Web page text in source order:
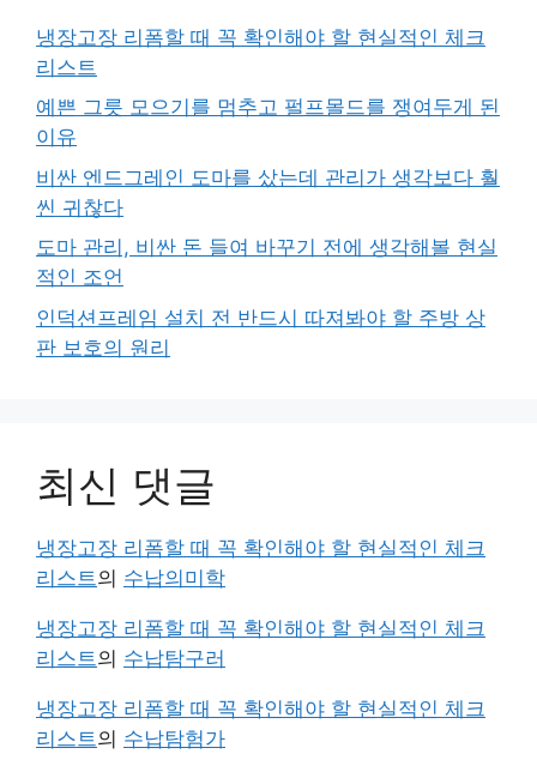
냉장고장 리폼할 때 꼭 확인해야 할 현실적인 체크
리스트
예쁜 그릇 모으기를 멈추고 펄프몰드를 쟁여두게 된
이유
비싼 엔드그레인 도마를 샀는데 관리가 생각보다 훨
씬 귀찮다
도마 관리, 비싼 돈 들여 바꾸기 전에 생각해볼 현실
적인 조언
인덕션프레임 설치 전 반드시 따져봐야 할 주방 상
판 보호의 원리
최신 댓글
냉장고장 리폼할 때 꼭 확인해야 할 현실적인 체크
리스트 의 수납의미학
냉장고장 리폼할 때 꼭 확인해야 할 현실적인 체크
리스트 의 수납탐구러
냉장고장 리폼할 때 꼭 확인해야 할 현실적인 체크
리스트 의 수납탐험가